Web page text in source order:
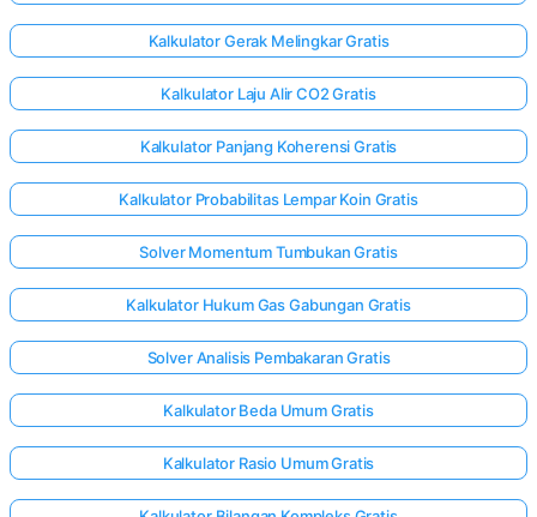
Kalkulator Gerak Melingkar Gratis
Kalkulator Laju Alir CO2 Gratis
Kalkulator Panjang Koherensi Gratis
Kalkulator Probabilitas Lempar Koin Gratis
Solver Momentum Tumbukan Gratis
Kalkulator Hukum Gas Gabungan Gratis
Solver Analisis Pembakaran Gratis
Kalkulator Beda Umum Gratis
Kalkulator Rasio Umum Gratis